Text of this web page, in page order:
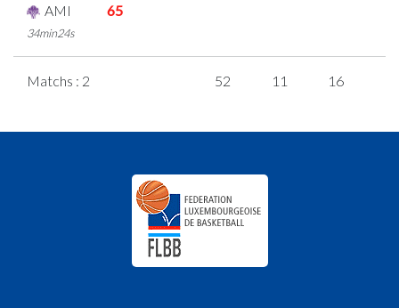
AMI
65
34min24s
Matchs : 2 52 11 16